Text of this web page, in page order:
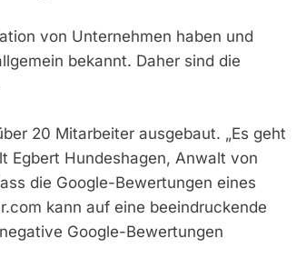
von Unternehmen haben und
bekannt. Daher sind die
20 Mitarbeiter ausgebaut. „Es geht
Egbert Hundeshagen, Anwalt von
die Google-Bewertungen eines
kann auf eine beeindruckende
Google-Bewertungen